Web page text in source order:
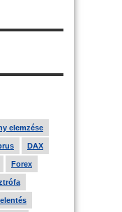
elemzése
DAX
Forex